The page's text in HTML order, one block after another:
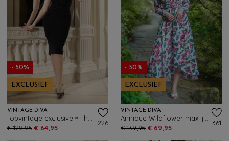
- 50%
EXCLUSIEF
VINTAGE DIVA
€ 129,95 € 64,95
226
- 50%
EXCLUSIEF
VINTAGE DIVA
€ 139,95 € 69,95
361